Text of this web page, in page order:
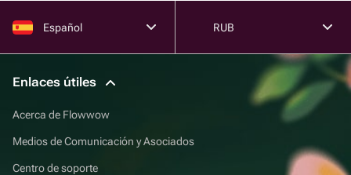
Español RUB
Enlaces útiles
Acerca de Flowwow
Medios de Comunicación y Asociados
Centro de soporte